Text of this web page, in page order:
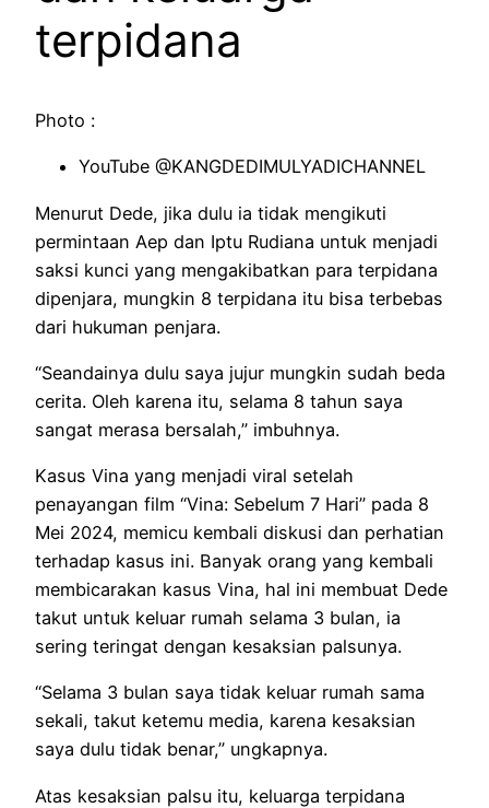
terpidana
Photo :
YouTube @KANGDEDIMULYADICHANNEL
Menurut Dede, jika dulu ia tidak mengikuti
permintaan Aep dan Iptu Rudiana untuk menjadi
saksi kunci yang mengakibatkan para terpidana
dipenjara, mungkin 8 terpidana itu bisa terbebas
dari hukuman penjara.
“Seandainya dulu saya jujur mungkin sudah beda
cerita. Oleh karena itu, selama 8 tahun saya
sangat merasa bersalah,” imbuhnya.
Kasus Vina yang menjadi viral setelah
penayangan film “Vina: Sebelum 7 Hari” pada 8
Mei 2024, memicu kembali diskusi dan perhatian
terhadap kasus ini. Banyak orang yang kembali
membicarakan kasus Vina, hal ini membuat Dede
takut untuk keluar rumah selama 3 bulan, ia
sering teringat dengan kesaksian palsunya.
“Selama 3 bulan saya tidak keluar rumah sama
sekali, takut ketemu media, karena kesaksian
saya dulu tidak benar,” ungkapnya.
Atas kesaksian palsu itu, keluarga terpidana